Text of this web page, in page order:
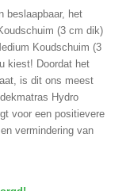
beslaapbaar, het
(3 cm dik)
Koudschuim (3
kiest! Doordat het
is dit ons meest
Hydro
voor een positievere
vermindering van